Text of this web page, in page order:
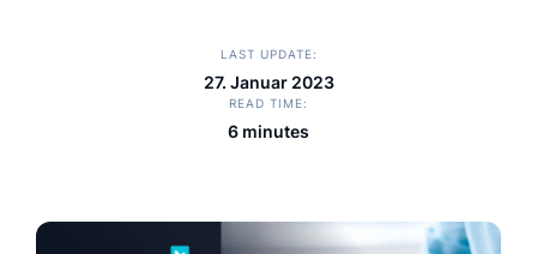
LAST UPDATE
27. Januar 2023
READ TIME
6 minutes